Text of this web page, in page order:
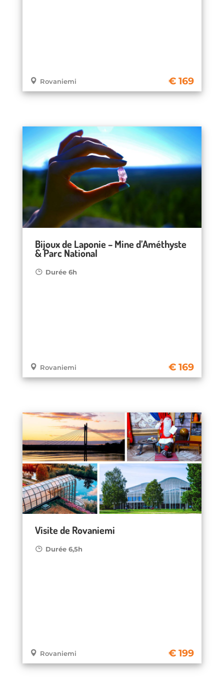
Rovaniemi 169
Bijoux de Laponie – Mine d’Améthyste
& Parc National
Durée 6h
Rovaniemi 169
Visite de Rovaniemi
Durée 6,5h
Rovaniemi 199